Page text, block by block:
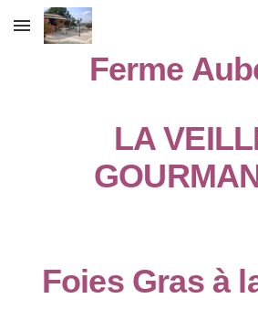
Skip to main content
Ferme
LA
Foies Gras à